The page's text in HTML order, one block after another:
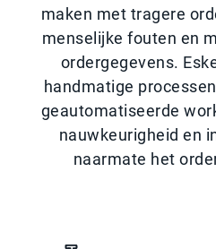
maken met tragere
menselijke fouten en
ordergegevens.
handmatige
geautomatiseerde
nauwkeurigheid en
naarmate het